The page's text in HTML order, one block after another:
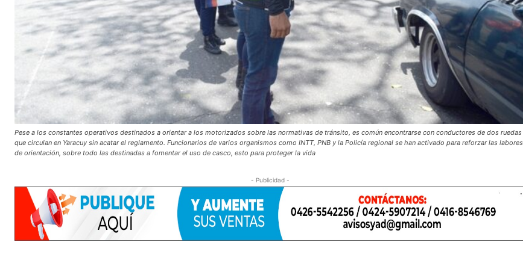
Pese a los constantes operativos destinados a orientar a los motorizados sobre las normativas de tránsito, es común encontrarse con conductores de dos ruedas
que circulan en Yaracuy sin acatar el reglamento. Funcionarios de varios organismos como INTT, PNB y la Policía regional se han activado para reforzar las labores
de orientación, sobre todo las destinadas a fomentar el uso de casco, esto para proteger la vida
- Publicidad -